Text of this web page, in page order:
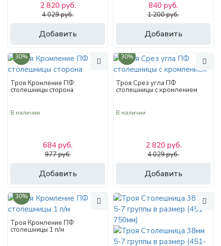
Добавить
2 820 руб.
4 029 руб.
Добавить
840 руб.
1 200 руб.
30%
Троя Кромление ПФ
столешницы сторона
В наличии
Добавить
684 руб.
977 руб.
30%
Троя Срез угла ПФ
столешницы с кромлением
В наличии
Добавить
2 820 руб.
4 029 руб.
30%
Троя Кромление ПФ
столешницы 1 п/м